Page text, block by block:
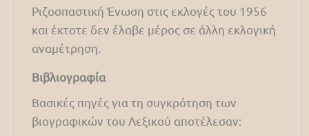
Ριζοσπαστική Ένωση στις εκλογές του 1956
και έκτοτε δεν έλαβε μέρος σε άλλη εκλογική
αναμέτρηση.
Βιβλιογραφία
Βασικές πηγές για τη συγκρότηση των
βιογραφικών του Λεξικού αποτέλεσαν: